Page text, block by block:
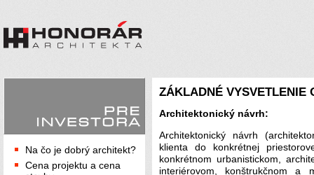
Na čo je dobrý architekt?
Cena projektu a cena
ZÁKLADNÉ VYSVETLENIE
Architektonický návrh:
Architektonický návrh
klienta do konkrétnej
konkrétnom urbanistickom,
interiérovom, konštrukčnom